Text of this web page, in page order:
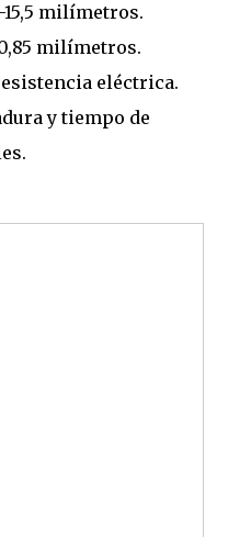
milímetros.
milímetros.
eléctrica.
y tiempo de